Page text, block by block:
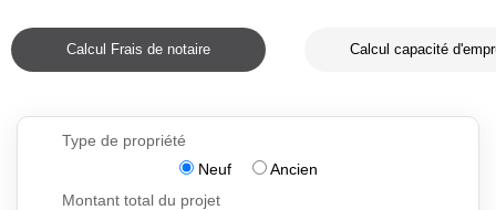
Calcul Frais de notaire Calcul capacité